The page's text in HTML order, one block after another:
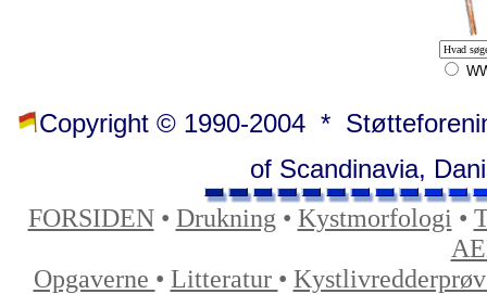
Copyright © 1990-2004 *
of Scandinavia,
FORSIDEN• Drukning • Kystmorfologi •
Opgaverne • Litteratur •